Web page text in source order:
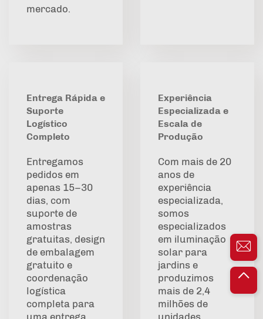
mercado.
Entrega Rápida e
Suporte
Logístico
Completo
Entregamos
pedidos em
apenas 15–30
dias, com
suporte de
amostras
gratuitas, design
de embalagem
gratuito e
coordenação
logística
completa para
uma entrega
Experiência
Especializada e
Escala de
Produção
Com mais de 20
anos de
experiência
especializada,
somos
especializados
em iluminação
solar para
jardins e
produzimos
mais de 2,4
milhões de
unidades